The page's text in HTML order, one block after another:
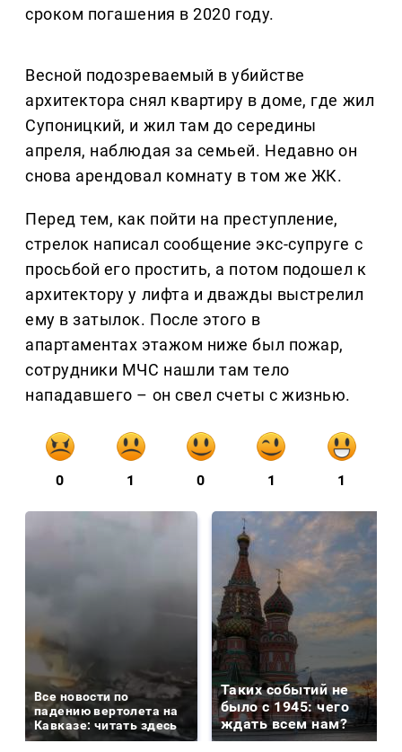
сроком погашения в 2020 году.
Весной подозреваемый в убийстве
архитектора снял квартиру в доме, где жил
Супоницкий, и жил там до середины
апреля, наблюдая за семьей. Недавно он
снова арендовал комнату в том же ЖК.
Перед тем, как пойти на преступление,
стрелок написал сообщение экс-супруге с
просьбой его простить, а потом подошел к
архитектору у лифта и дважды выстрелил
ему в затылок. После этого в
апартаментах этажом ниже был пожар,
сотрудники МЧС нашли там тело
нападавшего – он свел счеты с жизнью.
0 1 0 1 1
Все новости по
падению вертолета на
Кавказе: читать здесь
Таких событий не
было с 1945: чего
ждать всем нам?